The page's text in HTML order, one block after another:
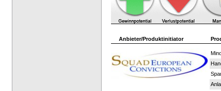
Anbieter/Produktinitiator